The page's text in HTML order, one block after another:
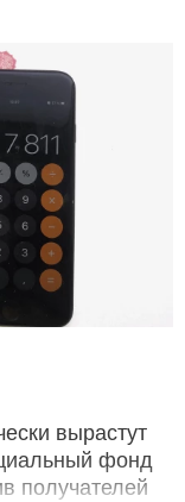
вырастут
фонд
получателей